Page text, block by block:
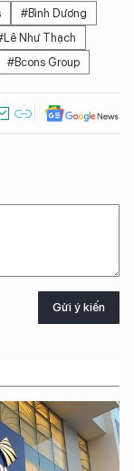
#Bình Dương
Như Thạch
#Bcons Group
Gửi ý kiến